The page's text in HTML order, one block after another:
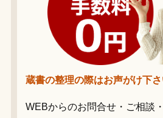
蔵書の整理の際はお声がけ下さ
WEBからのお問合せ・ご相談